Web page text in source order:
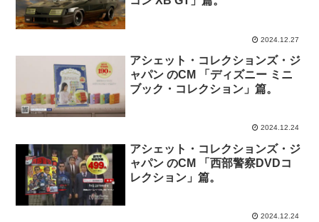
2024.12.27
アシェット・コレクションズ・ジ
ャパン のCM 「ディズニー ミニ
ブック・コレクション」篇。
2024.12.24
アシェット・コレクションズ・ジ
ャパン のCM 「西部警察DVDコ
レクション」篇。
2024.12.24